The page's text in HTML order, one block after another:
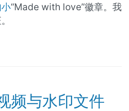
“Made with love”徽章。我
频与水印文件